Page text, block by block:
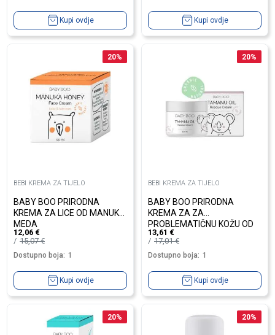
Kupi ovdje Kupi ovdje
20%
BEBI KREMA ZA TIJELO
BABY BOO PRIRODNA
KREMA ZA LICE OD MANUKA
MEDA
12,06 €
15,07€
Dostupno boja: 1
Kupi ovdje
20%
BEBI KREMA ZA TIJELO
BABY BOO PRIRODNA
KREMA ZA ZA
PROBLEMATIČNU KOŽU OD
TAMANU ULJA
13,61 €
17,01€
Dostupno boja: 1
Kupi ovdje
20% 20%